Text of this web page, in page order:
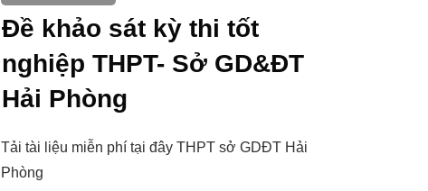
Đề khảo sát kỳ thi tốt
nghiệp THPT- Sở GD&ĐT
Hải Phòng
Tải tài liệu miễn phí tại đây THPT sở GDĐT Hải
Phòng